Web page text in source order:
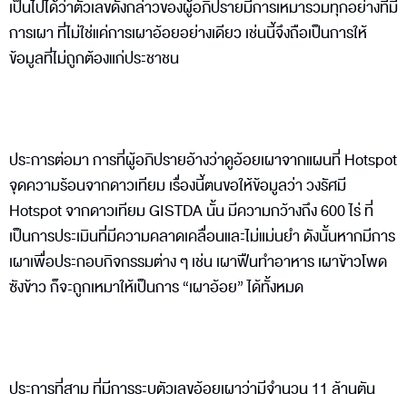
เป็นไปได้ว่าตัวเลขดังกล่าวของผู้อภิปรายมีการเหมารวมทุกอย่างที่มี
การเผา ที่ไม่ใช่แค่การเผาอ้อยอย่างเดียว เช่นนี้จึงถือเป็นการให้
ข้อมูลที่ไม่ถูกต้องแก่ประชาชน
ประการต่อมา การที่ผู้อภิปรายอ้างว่าดูอ้อยเผาจากแผนที่ Hotspot
จุดความร้อนจากดาวเทียม เรื่องนี้ตนขอให้ข้อมูลว่า วงรัศมี
Hotspot จากดาวเทียม GISTDA นั้น มีความกว้างถึง 600 ไร่ ที่
เป็นการประเมินที่มีความคลาดเคลื่อนและไม่แม่นยำ ดังนั้นหากมีการ
เผาเพื่อประกอบกิจกรรมต่าง ๆ เช่น เผาฟืนทำอาหาร เผาข้าวโพด
ซังข้าว ก็จะถูกเหมาให้เป็นการ “เผาอ้อย” ได้ทั้งหมด
ประการที่สาม ที่มีการระบุตัวเลขอ้อยเผาว่ามีจำนวน 11 ล้านตัน